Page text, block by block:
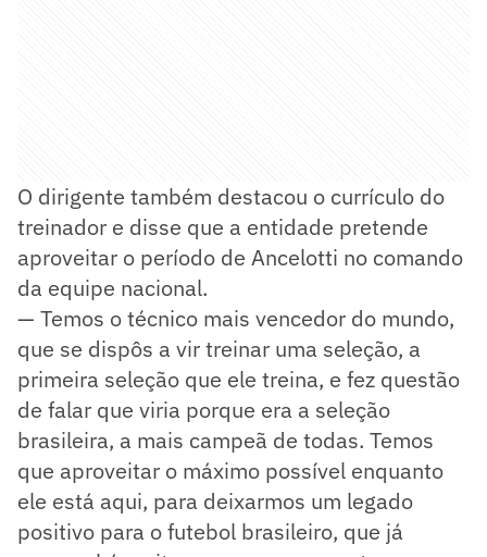
O dirigente também destacou o currículo do
treinador e disse que a entidade pretende
aproveitar o período de Ancelotti no comando
da equipe nacional.
— Temos o técnico mais vencedor do mundo,
que se dispôs a vir treinar uma seleção, a
primeira seleção que ele treina, e fez questão
de falar que viria porque era a seleção
brasileira, a mais campeã de todas. Temos
que aproveitar o máximo possível enquanto
ele está aqui, para deixarmos um legado
positivo para o futebol brasileiro, que já